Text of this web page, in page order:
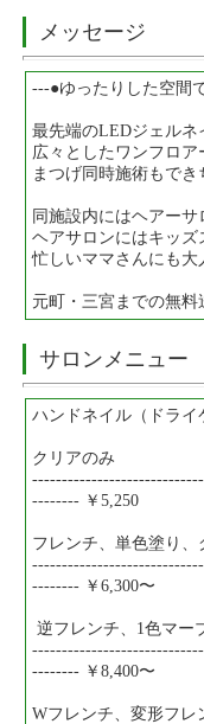
メッセージ
---●ゆったりした空間
最先端のLEDジェルネ
広々としたワンフロ
まつげ同時施術もでき
同施設内にはヘアー
ヘアサロンにはキッ
忙しいママさんにも大
元町・三宮までの無
サロンメニュー
ハンドネイル（ドライ
クリアのみ
-------- ￥5,250
フレンチ、単色塗り、
-------- ￥6,300〜
逆フレンチ、1色マー
-------- ￥8,400〜
Wフレンチ、変形フレ